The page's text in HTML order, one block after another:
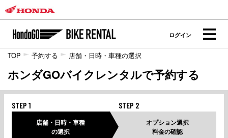
ログイン
TOP 予約する 店舗・日時・車種の選択
ホンダGOバイクレンタルで予約する
STEP 1
店舗・日時・車種
の選択
STEP 2
オプション選択
料金の確認